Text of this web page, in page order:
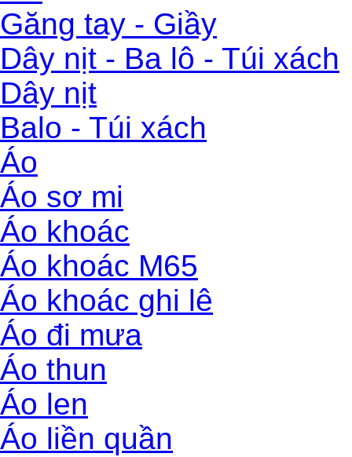
Găng tay - Giầy
Dây nịt - Ba lô - Túi xách
Dây nịt
Balo - Túi xách
Áo
Áo sơ mi
Áo khoác
Áo khoác M65
Áo khoác ghi lê
Áo đi mưa
Áo thun
Áo len
Áo liền quần